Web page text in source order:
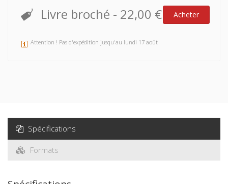
Livre broché - 22,00 € Acheter
Attention ! Pas d'expédition jusqu'au lundi 17 août
Spécifications
Formats